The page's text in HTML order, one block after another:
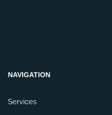
NAVIGATION
Services